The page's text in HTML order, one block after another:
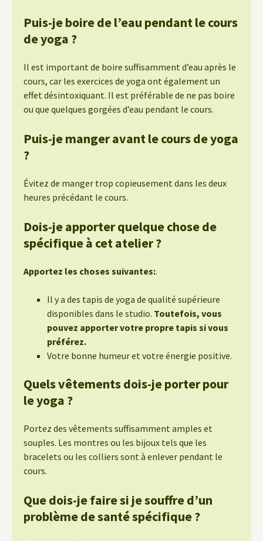
Puis-je boire de l’eau pendant le cours
de yoga ?
Il est important de boire suffisamment d’eau après le
cours, car les exercices de yoga ont également un
effet désintoxiquant. Il est préférable de ne pas boire
ou que quelques gorgées d’eau pendant le cours.
Puis-je manger avant le cours de yoga
?
Évitez de manger trop copieusement dans les deux
heures précédant le cours.
Dois-je apporter quelque chose de
spécifique à cet atelier ?
Apportez les choses suivantes:.
Il y a des tapis de yoga de qualité supérieure
disponibles dans le studio. Toutefois, vous
pouvez apporter votre propre tapis si vous
préférez.
Votre bonne humeur et votre énergie positive.
Quels vêtements dois-je porter pour
le yoga ?
Portez des vêtements suffisamment amples et
souples. Les montres ou les bijoux tels que les
bracelets ou les colliers sont à enlever pendant le
cours.
Que dois-je faire si je souffre d’un
problème de santé spécifique ?